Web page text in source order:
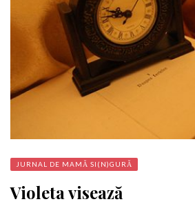
JURNAL DE MAMĂ SI(N)GURĂ
Violeta visează